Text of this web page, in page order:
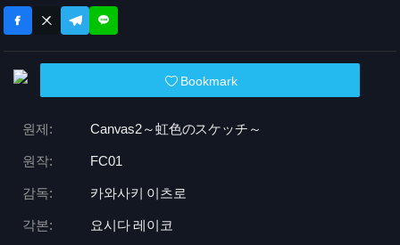
Bookmark
원제: Canvas2～虹色のスケッチ～
원작: FC01
감독: 카와사키 이츠로
각본: 요시다 레이코